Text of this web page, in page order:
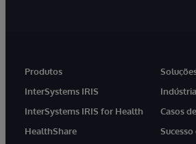
Produtos
InterSystems IRIS
InterSystems IRIS for Health
HealthShare
Casos